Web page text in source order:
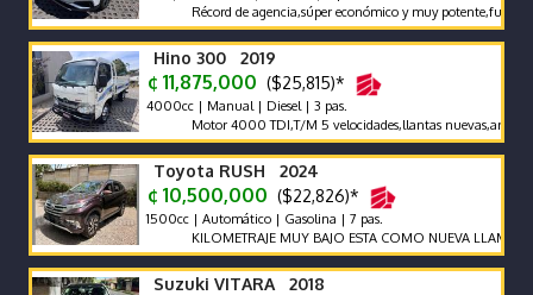
Récord de agencia,súper económico y muy potente,full
Hino 300 2019
¢ 11,875,000 ($25,815)*
4000cc | Manual | Diesel | 3 pas.
Motor 4000 TDI,T/M 5 velocidades,llantas nuevas,aros,freno
Toyota RUSH 2024
¢ 10,500,000 ($22,826)*
1500cc | Automático | Gasolina | 7 pas.
KILOMETRAJE MUY BAJO ESTA COMO NUEVA LLAME Y
Suzuki VITARA 2018